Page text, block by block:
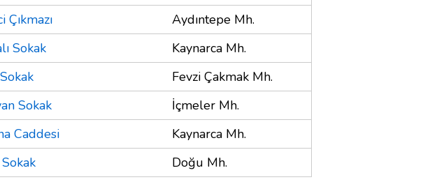
Çıkmazı
Aydıntepe Mh.
Sokak
Kaynarca Mh.
Fevzi Çakmak Mh.
Sokak
İçmeler Mh.
Caddesi
Kaynarca Mh.
Doğu Mh.